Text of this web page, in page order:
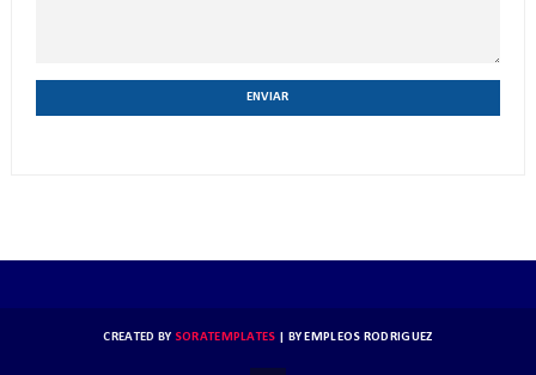
CREATED BY SORATEMPLATES | BYEMPLEOS RODRIGUEZ